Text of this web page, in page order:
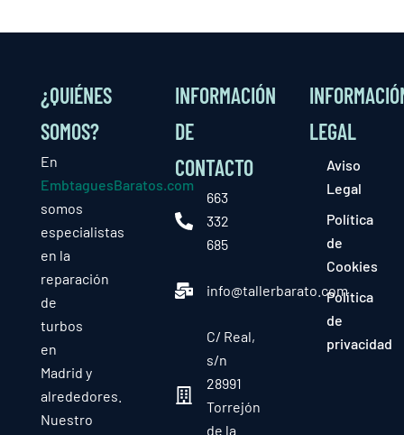
¿QUIÉNES
SOMOS?
En
EmbtaguesBaratos.com
somos
especialistas
en la
reparación
de
turbos
en
Madrid y
alrededores.
Nuestro
INFORMACIÓN
DE
CONTACTO
663
332
685
info@tallerbarato.com
C/ Real,
s/n
28991
Torrejón
de la
LEGAL
Aviso
Legal
Política
de
Cookies
Política
de
privacidad